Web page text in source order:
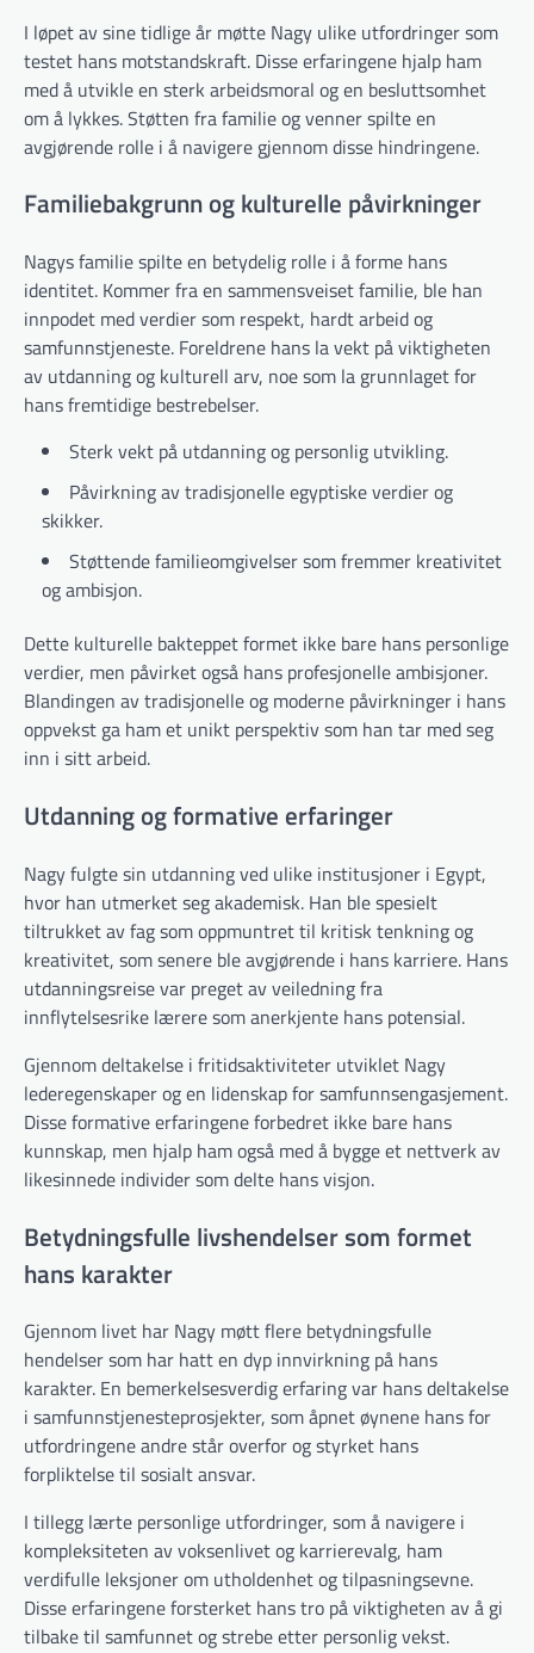
I løpet av sine tidlige år møtte Nagy ulike utfordringer som
testet hans motstandskraft. Disse erfaringene hjalp ham
med å utvikle en sterk arbeidsmoral og en besluttsomhet
om å lykkes. Støtten fra familie og venner spilte en
avgjørende rolle i å navigere gjennom disse hindringene.
Familiebakgrunn og kulturelle påvirkninger
Nagys familie spilte en betydelig rolle i å forme hans
identitet. Kommer fra en sammensveiset familie, ble han
innpodet med verdier som respekt, hardt arbeid og
samfunnstjeneste. Foreldrene hans la vekt på viktigheten
av utdanning og kulturell arv, noe som la grunnlaget for
hans fremtidige bestrebelser.
Sterk vekt på utdanning og personlig utvikling.
Påvirkning av tradisjonelle egyptiske verdier og
skikker.
Støttende familieomgivelser som fremmer kreativitet
og ambisjon.
Dette kulturelle bakteppet formet ikke bare hans personlige
verdier, men påvirket også hans profesjonelle ambisjoner.
Blandingen av tradisjonelle og moderne påvirkninger i hans
oppvekst ga ham et unikt perspektiv som han tar med seg
inn i sitt arbeid.
Utdanning og formative erfaringer
Nagy fulgte sin utdanning ved ulike institusjoner i Egypt,
hvor han utmerket seg akademisk. Han ble spesielt
tiltrukket av fag som oppmuntret til kritisk tenkning og
kreativitet, som senere ble avgjørende i hans karriere. Hans
utdanningsreise var preget av veiledning fra
innflytelsesrike lærere som anerkjente hans potensial.
Gjennom deltakelse i fritidsaktiviteter utviklet Nagy
lederegenskaper og en lidenskap for samfunnsengasjement.
Disse formative erfaringene forbedret ikke bare hans
kunnskap, men hjalp ham også med å bygge et nettverk av
likesinnede individer som delte hans visjon.
Betydningsfulle livshendelser som formet
hans karakter
Gjennom livet har Nagy møtt flere betydningsfulle
hendelser som har hatt en dyp innvirkning på hans
karakter. En bemerkelsesverdig erfaring var hans deltakelse
i samfunnstjenesteprosjekter, som åpnet øynene hans for
utfordringene andre står overfor og styrket hans
forpliktelse til sosialt ansvar.
I tillegg lærte personlige utfordringer, som å navigere i
kompleksiteten av voksenlivet og karrierevalg, ham
verdifulle leksjoner om utholdenhet og tilpasningsevne.
Disse erfaringene forsterket hans tro på viktigheten av å gi
tilbake til samfunnet og strebe etter personlig vekst.